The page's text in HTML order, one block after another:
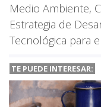
Medio Ambiente,
Estrategia de
Tecnológica para
TE PUEDE INTERESAR: